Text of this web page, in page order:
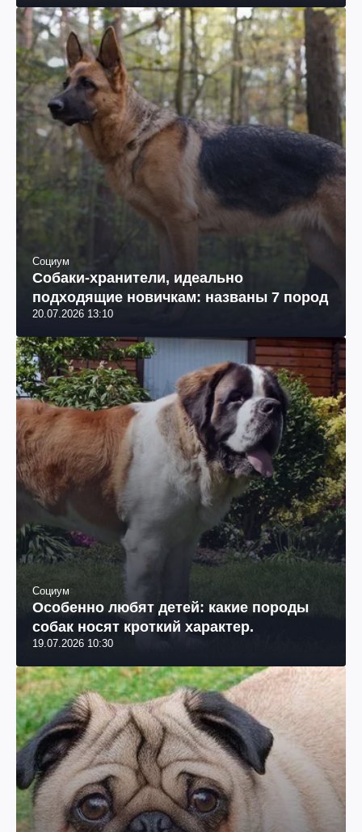
Социум
Собаки-хранители, идеально
подходящие новичкам: названы 7 пород
20.07.2026 13:10
Социум
Особенно любят детей: какие породы
собак носят кроткий характер.
19.07.2026 10:30